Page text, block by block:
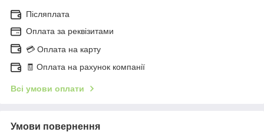
Післяплата
Оплата за реквізитами
💳 Оплата на карту
🧾 Оплата на рахунок компанії
Всі умови оплати
Умови повернення